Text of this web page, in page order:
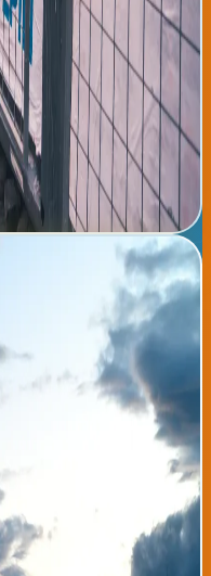
económico para sectores
política frente a
Para las comunidades
son profundamente
identidad nacional,
económico de sus
latinoamericana vasca
alrededor de estos
26°C con lluvias
disfrutará de una
y cielo parcialmente
intermitentes a partir de
alcanzará los 26 grados
mientras que los mínimos
moderados del norte,
posibles ráfagas en zonas
ha emitido un aviso
costera donostiarra
a los ciudadanos
la tarde. Las